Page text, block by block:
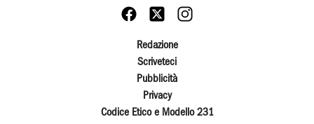
Redazione
Scriveteci
Pubblicità
Privacy
Codice Etico e Modello 231